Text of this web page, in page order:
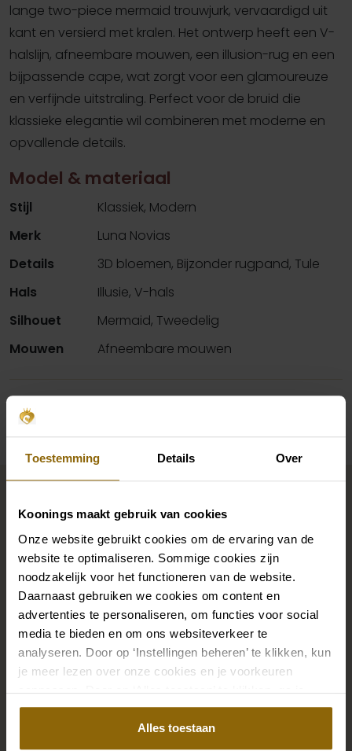
Toestemming Details Over
Koonings maakt gebruik van cookies
Onze website gebruikt cookies om de ervaring van de
website te optimaliseren. Sommige cookies zijn
noodzakelijk voor het functioneren van de website.
Daarnaast gebruiken we cookies om content en
advertenties te personaliseren, om functies voor social
media te bieden en om ons websiteverkeer te
analyseren. Door op ‘Instellingen beheren’ te klikken, kun
je meer lezen over onze cookies en je voorkeuren
aanpassen. Door op ‘Alles toestaan’ te klikken, ga je
akkoord met het gebruik van alle cookies.
Alles toestaan
lange two-piece mermaid trouwjurk, vervaardigd uit
kant en versierd met kralen. Het ontwerp heeft een V-
halslijn, afneembare mouwen, een illusion-rug en een
bijpassende cape, wat zorgt voor een glamoureuze
en verfijnde uitstraling. Perfect voor de bruid die
klassieke elegantie wil combineren met moderne en
opvallende details.
Model & materiaal
Stijl
Klassiek, Modern
Merk
Luna Novias
Details
3D bloemen, Bijzonder rugpand, Tule
Hals
Illusie, V-hals
Silhouet
Mermaid, Tweedelig
Mouwen
Afneembare mouwen
Beschikbaarheid per winkel
Maak jouw bridallook
compleet
De perfecte trouwschoenen voor onder je trouwjurk,
maar ook kettingen, armbanden en oorbellen die
precies bij je bruidsjurk passen of een prachtige sluier,
haarband of haarspeld voor je bruidskapsel: jouw
bruidslook is pas af met bijpassende accessoires. Met
onze grote accessoire winkel met accessoires voor
bruid en bruidegom vind je de perfecte match met
jouw jurk of trouwkostuum.